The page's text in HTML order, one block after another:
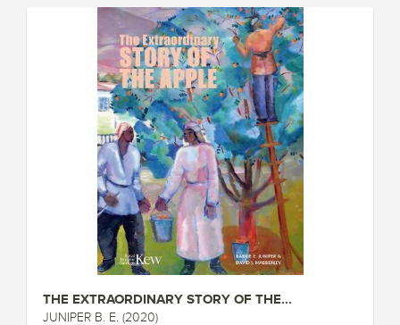
THE EXTRAORDINARY STORY OF THE...
JUNIPER B. E. (2020)